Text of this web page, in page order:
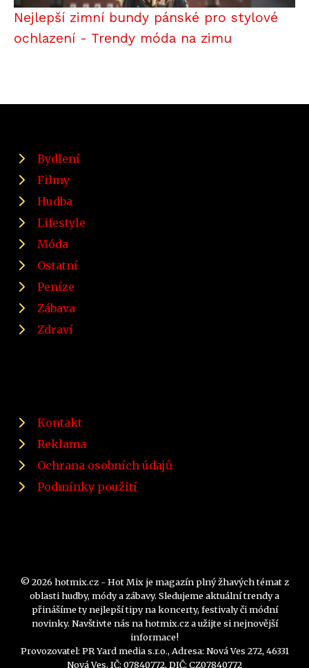
Nejlepší zimní bundy pánské pro stylové
ochlazení - Trendy móda na zimu
Bydlení
Filmy
Hudba
Lifestyle
Móda
Ostatní
Peníze
Zábava
Zdraví
Kontakt
Reklama
Ochrana osobních údajů
Podmínky použití
© 2026 hotmix.cz - Hot Mix je magazín plný žhavých témat z
oblasti hudby, módy a zábavy. Sledujeme aktuální trendy a
přinášíme ty nejlepší tipy na koncerty, festivaly či módní
novinky. Navštivte nás na hotmix.cz a užijte si nejnovější
informace!
Provozovatel: PR Yard media s.r.o., Adresa: Nová Ves 272, 46331
Nová Ves, IČ: 07840772, DIČ: CZ07840772